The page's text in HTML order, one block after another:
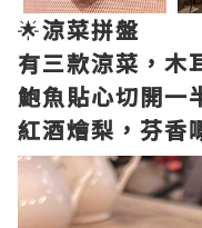
🌟涼菜拼盤
有三款涼菜，木
鮑魚貼心切開一
紅酒燴梨，芬香